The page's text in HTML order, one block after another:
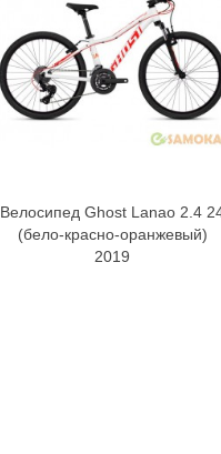
В корзину
Велосипед Ghost Lanao 2.4
(бело-красно-оранжевый)
2019